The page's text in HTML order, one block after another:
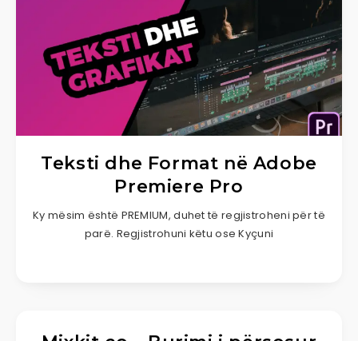
Teksti dhe Format në Adobe
Premiere Pro
Ky mësim është PREMIUM, duhet të regjistroheni për të
parë. Regjistrohuni këtu ose Kyçuni